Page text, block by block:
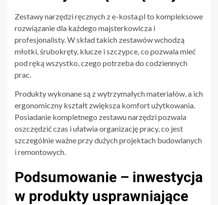
Zestawy narzędzi ręcznych z e-kosta.pl to kompleksowe
rozwiązanie dla każdego majsterkowicza i
profesjonalisty. W skład takich zestawów wchodzą
młotki, śrubokręty, klucze i szczypce, co pozwala mieć
pod ręką wszystko, czego potrzeba do codziennych
prac.
Produkty wykonane są z wytrzymałych materiałów, a ich
ergonomiczny kształt zwiększa komfort użytkowania.
Posiadanie kompletnego zestawu narzędzi pozwala
oszczędzić czas i ułatwia organizację pracy, co jest
szczególnie ważne przy dużych projektach budowlanych
i remontowych.
Podsumowanie – inwestycja
w produkty usprawniające